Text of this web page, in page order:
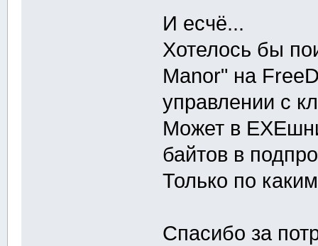
И есчё...
Хотелось бы
Manor" на
управлении с
Может в
байтов в
Только по
Спасибо за